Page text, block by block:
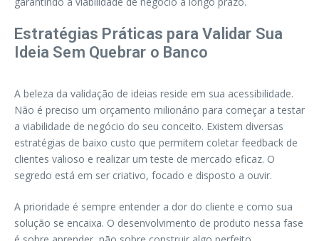
Estratégias Práticas para Validar Sua
Ideia Sem Quebrar o Banco
A beleza da validação de ideias reside em sua acessibilidade.
Não é preciso um orçamento milionário para começar a testar
a viabilidade de negócio do seu conceito. Existem diversas
estratégias de baixo custo que permitem coletar feedback de
clientes valioso e realizar um teste de mercado eficaz. O
segredo está em ser criativo, focado e disposto a ouvir.
A prioridade é sempre entender a dor do cliente e como sua
solução se encaixa. O desenvolvimento de produto nessa fase